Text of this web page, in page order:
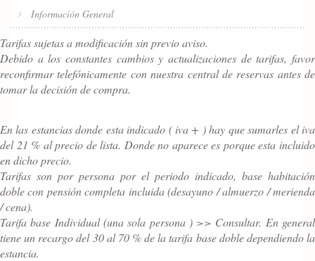
Información General
Tarifas sujetas a modificación sin previo aviso.
Debido a los constantes cambios y actualizaciones de tarifas, favor
reconfirmar telefónicamente con nuestra central de reservas antes de
tomar la decisión de compra.
En las estancias donde esta indicado ( iva + ) hay que sumarles el iva
del 21 % al precio de lista. Donde no aparece es porque esta incluido
en dicho precio.
Tarifas son por persona por el periodo indicado, base habitación
doble con pensión completa incluida (desayuno / almuerzo / merienda
/ cena).
Tarifa base Individual (una sola persona ) >> Consultar. En general
tiene un recargo del 30 al 70 % de la tarifa base doble dependiendo la
estancia.